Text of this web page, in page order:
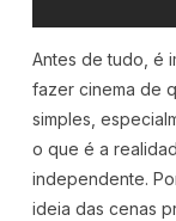
Antes de tudo, é
fazer cinema de
simples,
o que é a
independente.
ideia das cenas